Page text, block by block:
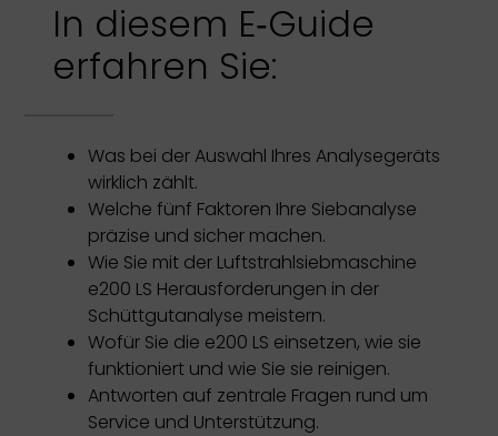
In diesem E‑Guide
erfahren Sie:
Was bei der Auswahl Ihres Analysegeräts
wirklich zählt.
Welche fünf Faktoren Ihre Siebanalyse
präzise und sicher machen.
Wie Sie mit der Luftstrahlsiebmaschine
e200 LS Herausforderungen in der
Schüttgutanalyse meistern.
Wofür Sie die e200 LS einsetzen, wie sie
funktioniert und wie Sie sie reinigen.
Antworten auf zentrale Fragen rund um
Service und Unterstützung.